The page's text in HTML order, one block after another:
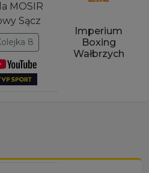
MOSIR
Sącz
8
Imperium
Boxing
Wałbrzych